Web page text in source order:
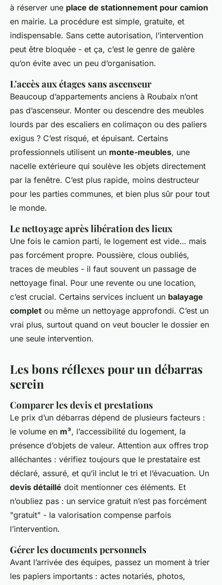
à réserver une place de stationnement pour camion
en mairie. La procédure est simple, gratuite, et
indispensable. Sans cette autorisation, l’intervention
peut être bloquée - et ça, c’est le genre de galère
qu’on évite avec un peu d’organisation.
L'accès aux étages sans ascenseur
Beaucoup d’appartements anciens à Roubaix n’ont
pas d’ascenseur. Monter ou descendre des meubles
lourds par des escaliers en colimaçon ou des paliers
exigus ? C’est risqué, et épuisant. Certains
professionnels utilisent un monte-meubles, une
nacelle extérieure qui soulève les objets directement
par la fenêtre. C’est plus rapide, moins destructeur
pour les parties communes, et bien plus sûr pour tout
le monde.
Le nettoyage après libération des lieux
Une fois le camion parti, le logement est vide… mais
pas forcément propre. Poussière, clous oubliés,
traces de meubles - il faut souvent un passage de
nettoyage final. Pour une revente ou une location,
c’est crucial. Certains services incluent un balayage
complet ou même un nettoyage approfondi. C’est un
vrai plus, surtout quand on veut boucler le dossier en
une seule intervention.
Les bons réflexes pour un débarras
serein
Comparer les devis et prestations
Le prix d’un débarras dépend de plusieurs facteurs :
le volume en m³, l’accessibilité du logement, la
présence d’objets de valeur. Attention aux offres trop
alléchantes : vérifiez toujours que le prestataire est
déclaré, assuré, et qu’il inclut le tri et l’évacuation. Un
devis détaillé doit mentionner ces éléments. Et
n’oubliez pas : un service gratuit n’est pas forcément
"gratuit" - la valorisation compense parfois
l’intervention.
Gérer les documents personnels
Avant l’arrivée des équipes, passez un moment à trier
les papiers importants : actes notariés, photos,